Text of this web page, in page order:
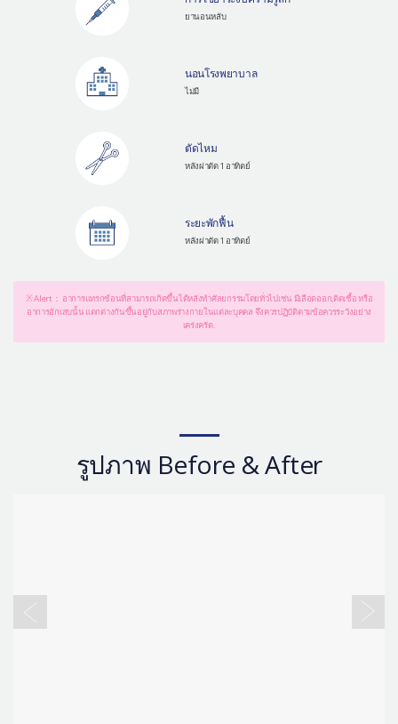
ยานอนหลับ
นอนโรงพยาบาล
ไม่มี
ตัดไหม
หลังผ่าตัด 1 อาทิตย์
ระยะพักฟื้น
หลังผ่าตัด 1 อาทิตย์
※ Alert： อาการแทรกซ้อนที่สามารถเกิดขึ้นได้หลังทำศัลยกรรมโดยทั่วไปเช่น มีเลือดออก,ติดเชื้อ หรือ
อาการอักเสบนั้น แตกต่างกันขึ้นอยู่กับสภาพร่างกายในแต่ละบุคคล จึงควรปฏิบัติตามข้อควรระวังอย่าง
เคร่งครัด.
รูปภาพ Before & After